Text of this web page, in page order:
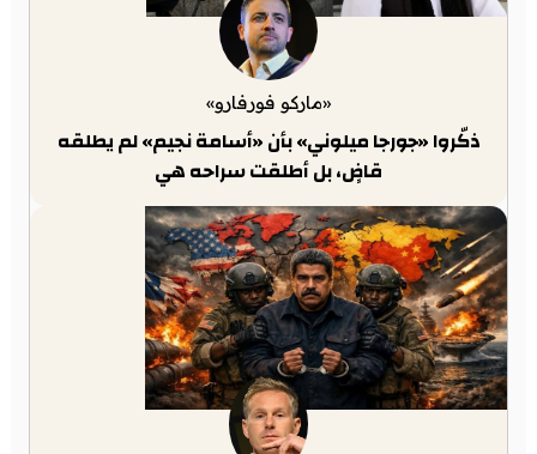
«ماركو فورفارو»
ذكّروا «جورجا ميلوني» بأن «أسامة نجيم» لم يطلقه
قاضٍ، بل أطلقت سراحه هي